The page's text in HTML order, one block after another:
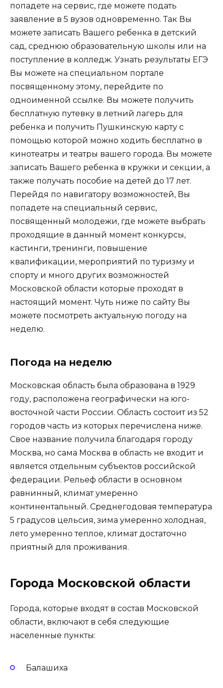
попадете на сервис, где можете подать
заявление в 5 вузов одновременно. Так Вы
можете записать Вашего ребенка в детский
сад, среднюю образовательную школы или на
поступление в колледж. Узнать результаты ЕГЭ
Вы можете на специальном портале
посвященному этому, перейдите по
одноименной ссылке. Вы можете получить
бесплатную путевку в летний лагерь для
ребенка и получить Пушкинскую карту с
помощью которой можно ходить бесплатно в
кинотеатры и театры вашего города. Вы можете
записать Вашего ребенка в кружки и секции, а
также получать пособие на детей до 17 лет.
Перейдя по навигатору возможностей, Вы
попадете на специальный сервис,
посвященный молодежи, где можете выбрать
проходящие в данный момент конкурсы,
кастинги, тренинги, повышение
квалификации, мероприятий по туризму и
спорту и много других возможностей
Московской области которые проходят в
настоящий момент. Чуть ниже по сайту Вы
можете посмотреть актуальную погоду на
неделю.
Погода на неделю
Московская область была образована в 1929
году, расположена географически на юго-
восточной части России. Область состоит из 52
городов часть из которых перечислена ниже.
Свое название получила благодаря городу
Москва, но сама Москва в область не входит и
является отдельным субъектов российской
федерации. Рельеф области в основном
равнинный, климат умеренно
континентальный. Среднегодовая температура
5 градусов цельсия, зима умеренно холодная,
лето умеренно теплое, климат достаточно
приятный для проживания.
Города Московской области
Города, которые входят в состав Московской
области, включают в себя следующие
населенные пункты:
Балашиха